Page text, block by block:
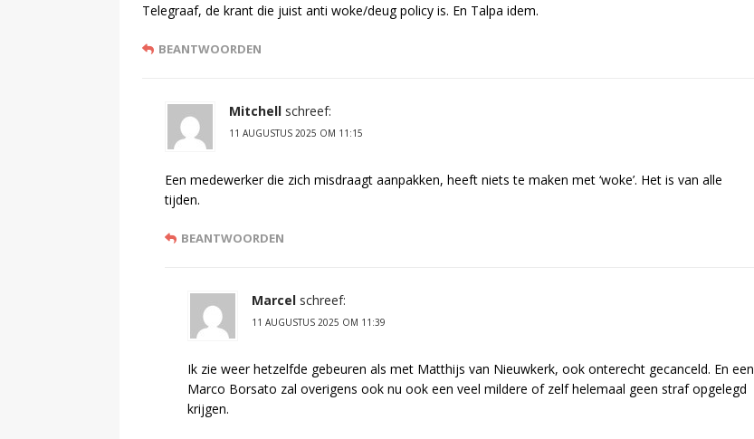
Telegraaf, de krant die juist anti woke/deug policy is. En Talpa idem.
BEANTWOORDEN
Mitchell schreef:
11 AUGUSTUS 2025 OM 11:15
Een medewerker die zich misdraagt aanpakken, heeft niets te maken met ‘woke’. Het is van alle
tijden.
BEANTWOORDEN
Marcel schreef:
11 AUGUSTUS 2025 OM 11:39
Ik zie weer hetzelfde gebeuren als met Matthijs van Nieuwkerk, ook onterecht gecanceld. En een
Marco Borsato zal overigens ook nu ook een veel mildere of zelf helemaal geen straf opgelegd
krijgen.